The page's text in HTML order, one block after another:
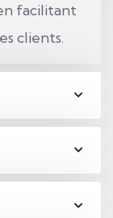
facilitant
clients.